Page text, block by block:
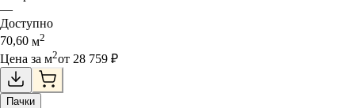
—
Доступно
70,60 м2
Цена за м2от 28 759 ₽
Пачки